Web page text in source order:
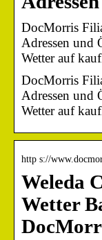
DocMorris
Adressen und
Wetter auf
DocMorris
Adressen und
Wetter auf
http s://
Weleda
Wetter